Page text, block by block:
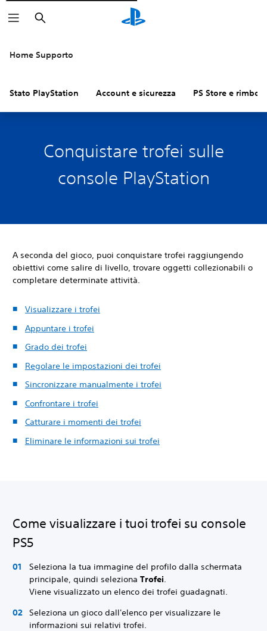
Cerca
Home Supporto
Stato PlayStation Account e sicurezza PS Store e
Conquistare trofei sulle
console PlayStation
A seconda del gioco, puoi conquistare trofei raggiungendo
obiettivi come salire di livello, trovare oggetti collezionabili o
completare determinate attività.
Visualizzare i trofei
Appuntare i trofei
Grado dei trofei
Regolare le impostazioni dei trofei
Sincronizzare manualmente i trofei
Confrontare i trofei
Catturare i momenti dei trofei
Eliminare le informazioni sui trofei
Come visualizzare i tuoi trofei su console
PS5
Seleziona la tua immagine del profilo dalla schermata
principale, quindi seleziona Trofei
Viene visualizzato un elenco dei trofei guadagnati.
Seleziona un gioco dall'elenco per visualizzare le
informazioni sui relativi trofei.